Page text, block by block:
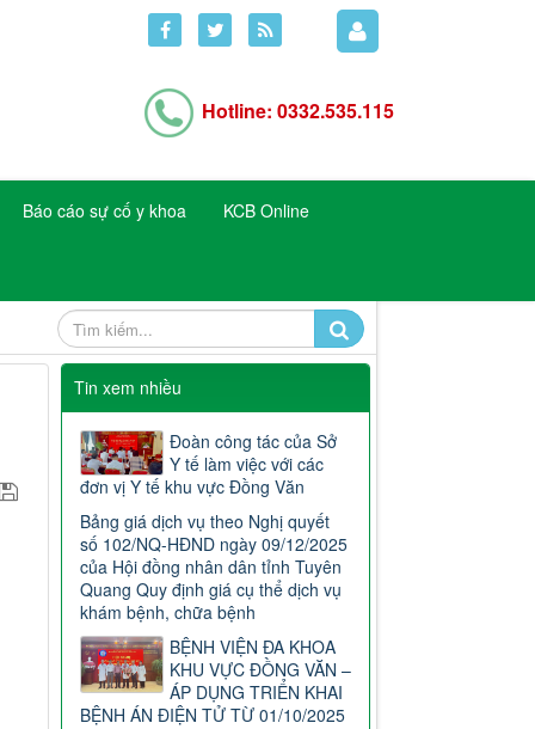
Hotline: 0332.535.115
Báo cáo sự cố y khoa KCB Online
Tin xem nhiều
Đoàn công tác của Sở
Y tế làm việc với các
đơn vị Y tế khu vực Đồng Văn
Bảng giá dịch vụ theo Nghị quyết
số 102/NQ-HĐND ngày 09/12/2025
của Hội đồng nhân dân tỉnh Tuyên
Quang Quy định giá cụ thể dịch vụ
khám bệnh, chữa bệnh
BỆNH VIỆN ĐA KHOA
KHU VỰC ĐỒNG VĂN –
ÁP DỤNG TRIỂN KHAI
BỆNH ÁN ĐIỆN TỬ TỪ 01/10/2025